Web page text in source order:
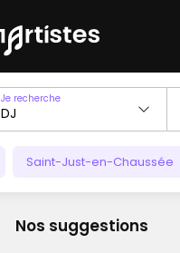
Je recherche
Saint-Just-en-Chaussée
Nos suggestions